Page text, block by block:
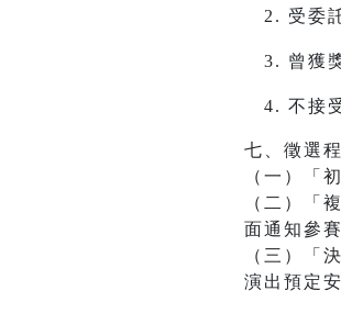
受委
曾獲
不接
七、徵選
（一）「
（二）「
面通知參賽
（三）「
演出預定